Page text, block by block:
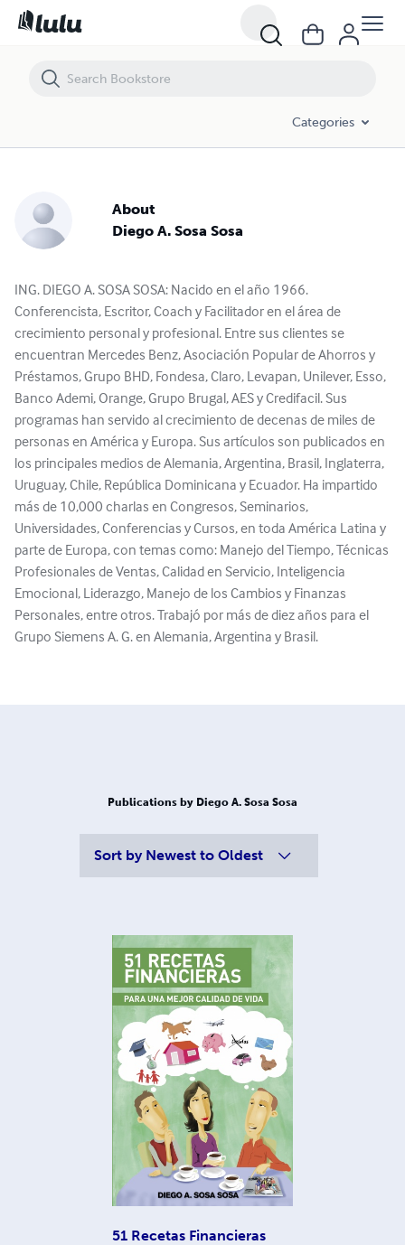
Categories
About
Diego A. Sosa Sosa
ING. DIEGO A. SOSA SOSA: Nacido en el año 1966.
Conferencista, Escritor, Coach y Facilitador en el área de
crecimiento personal y profesional. Entre sus clientes se
encuentran Mercedes Benz, Asociación Popular de Ahorros y
Préstamos, Grupo BHD, Fondesa, Claro, Levapan, Unilever, Esso,
Banco Ademi, Orange, Grupo Brugal, AES y Credifacil. Sus
programas han servido al crecimiento de decenas de miles de
personas en América y Europa. Sus artículos son publicados en
los principales medios de Alemania, Argentina, Brasil, Inglaterra,
Uruguay, Chile, República Dominicana y Ecuador. Ha impartido
más de 10,000 charlas en Congresos, Seminarios,
Universidades, Conferencias y Cursos, en toda América Latina y
parte de Europa, con temas como: Manejo del Tiempo, Técnicas
Profesionales de Ventas, Calidad en Servicio, Inteligencia
Emocional, Liderazgo, Manejo de los Cambios y Finanzas
Personales, entre otros. Trabajó por más de diez años para el
Grupo Siemens A. G. en Alemania, Argentina y Brasil.
Publications by Diego A. Sosa Sosa
Sort by Newest to Oldest
51 Recetas Financieras